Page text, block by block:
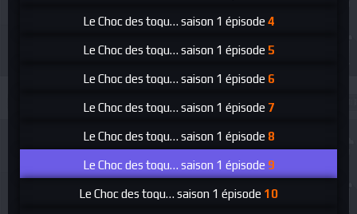
Le Choc des toquessaison 1 épisode 4
Le Choc des toquessaison 1 épisode 5
Le Choc des toquessaison 1 épisode 6
Le Choc des toquessaison 1 épisode 7
Le Choc des toquessaison 1 épisode 8
Le Choc des toquessaison 1 épisode 9
Le Choc des toquessaison 1 épisode 10